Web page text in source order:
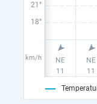
21°
18°
km/h